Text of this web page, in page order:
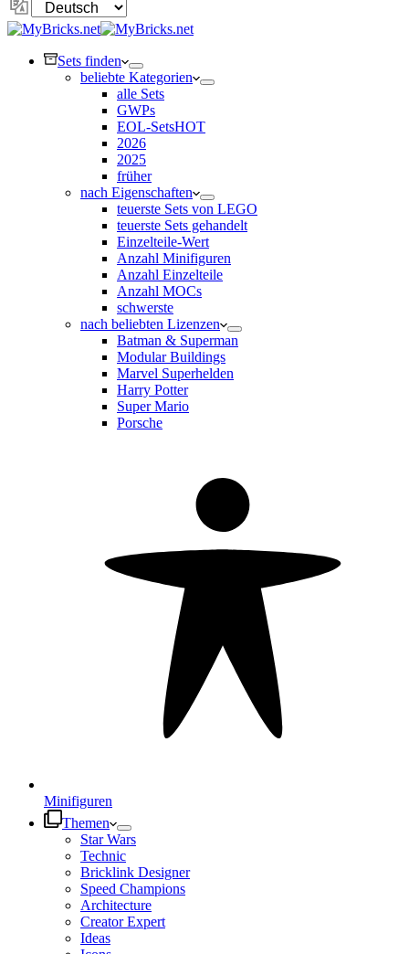
ändern
Sets finden
beliebte Kategorien
alle Sets
GWPs
EOL-SetsHOT
2026
2025
früher
nach Eigenschaften
teuerste Sets von LEGO
teuerste Sets gehandelt
Einzelteile-Wert
Anzahl Minifiguren
Anzahl Einzelteile
Anzahl MOCs
schwerste
nach beliebten Lizenzen
Batman & Superman
Modular Buildings
Marvel Superhelden
Harry Potter
Super Mario
Porsche
Minifiguren
Themen
Star Wars
Technic
Bricklink Designer
Speed Champions
Architecture
Creator Expert
Ideas